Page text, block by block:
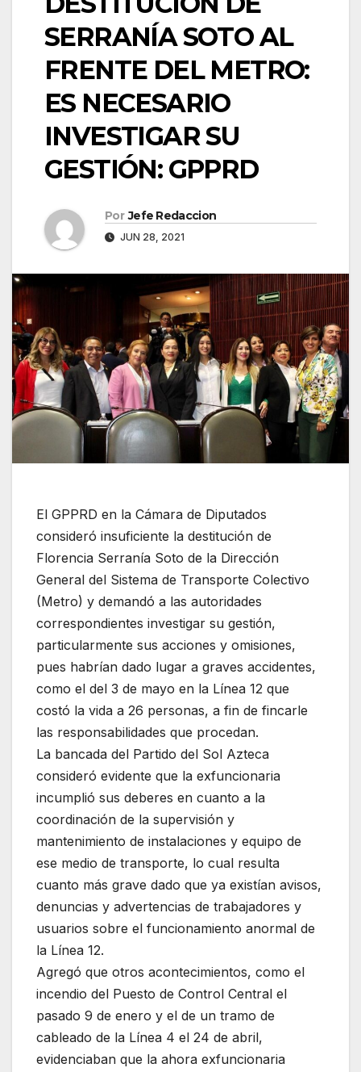
SERRANÍA SOTO AL
FRENTE DEL METRO:
ES NECESARIO
INVESTIGAR SU
GESTIÓN: GPPRD
Por Jefe Redaccion
JUN 28, 2021
El GPPRD en la Cámara de Diputados
consideró insuficiente la destitución de
Florencia Serranía Soto de la Dirección
General del Sistema de Transporte Colectivo
(Metro) y demandó a las autoridades
correspondientes investigar su gestión,
particularmente sus acciones y omisiones,
pues habrían dado lugar a graves accidentes,
como el del 3 de mayo en la Línea 12 que
costó la vida a 26 personas, a fin de fincarle
las responsabilidades que procedan.
La bancada del Partido del Sol Azteca
consideró evidente que la exfuncionaria
incumplió sus deberes en cuanto a la
coordinación de la supervisión y
mantenimiento de instalaciones y equipo de
ese medio de transporte, lo cual resulta
cuanto más grave dado que ya existían avisos,
denuncias y advertencias de trabajadores y
usuarios sobre el funcionamiento anormal de
la Línea 12.
Agregó que otros acontecimientos, como el
incendio del Puesto de Control Central el
pasado 9 de enero y el de un tramo de
cableado de la Línea 4 el 24 de abril,
evidenciaban que la ahora exfuncionaria